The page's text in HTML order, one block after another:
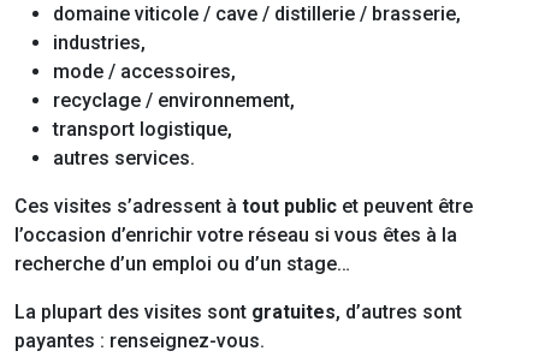
domaine viticole / cave / distillerie / brasserie,
industries,
mode / accessoires,
recyclage / environnement,
transport logistique,
autres services.
Ces visites s’adressent à tout public et peuvent être
l’occasion d’enrichir votre réseau si vous êtes à la
recherche d’un emploi ou d’un stage…
La plupart des visites sont gratuites, d’autres sont
payantes : renseignez-vous.